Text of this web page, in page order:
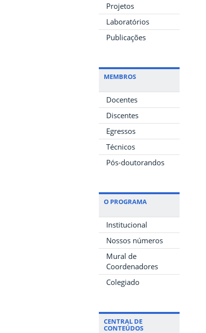
Projetos
Laboratórios
Publicações
MEMBROS
Docentes
Discentes
Egressos
Técnicos
Pós-doutorandos
O PROGRAMA
Institucional
Nossos números
Mural de
Coordenadores
Colegiado
CENTRAL DE
CONTEÚDOS